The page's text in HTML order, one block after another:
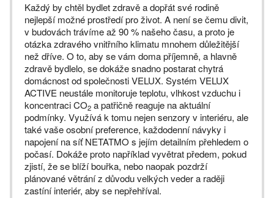
Každý by chtěl bydlet zdravě a dopřát své rodině
nejlepší možné prostředí pro život. A není se čemu divit,
v budovách trávíme až 90 % našeho času, a proto je
otázka zdravého vnitřního klimatu mnohem důležitější
než dříve. O to, aby se vám doma příjemně, a hlavně
zdravě bydlelo, se dokáže snadno postarat chytrá
domácnost od společnosti VELUX. Systém VELUX
ACTIVE neustále monitoruje teplotu, vlhkost vzduchu i
koncentraci CO2 a patřičně reaguje na aktuální
podmínky. Využívá k tomu nejen senzory v interiéru, ale
také vaše osobní preference, každodenní návyky i
napojení na síť NETATMO s jejím detailním přehledem o
počasí. Dokáže proto například vyvětrat předem, pokud
zjistí, že se blíží bouřka, nebo naopak pozdrží
plánované větrání z důvodu velkých veder a raději
zastíní interiér, aby se nepřehříval.